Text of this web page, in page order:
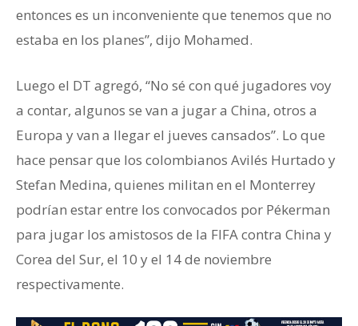
entonces es un inconveniente que tenemos que no
estaba en los planes”, dijo Mohamed.
Luego el DT agregó, “No sé con qué jugadores voy
a contar, algunos se van a jugar a China, otros a
Europa y van a llegar el jueves cansados”. Lo que
hace pensar que los colombianos Avilés Hurtado y
Stefan Medina, quienes militan en el Monterrey
podrían estar entre los convocados por Pékerman
para jugar los amistosos de la FIFA contra China y
Corea del Sur, el 10 y el 14 de noviembre
respectivamente.